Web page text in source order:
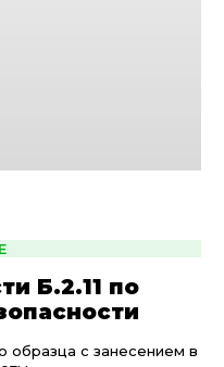
Б.2.11 по
образца с занесением в